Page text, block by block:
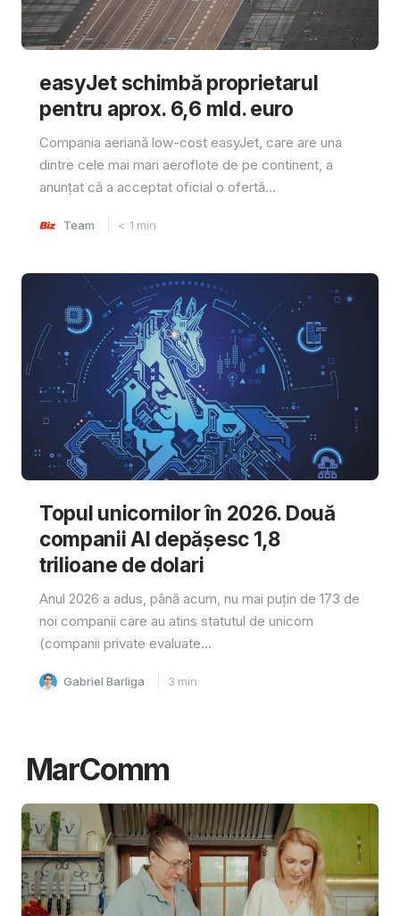
easyJet schimbă proprietarul
pentru aprox. 6,6 mld. euro
Compania aeriană low-cost easyJet, care are una
dintre cele mai mari aeroflote de pe continent, a
anunțat că a acceptat oficial o ofertă...
Team < 1 min
Topul unicornilor în 2026. Două
companii AI depășesc 1,8
trilioane de dolari
Anul 2026 a adus, până acum, nu mai puțin de 173 de
noi companii care au atins statutul de unicorn
(companii private evaluate...
Gabriel Barliga 3 min
MarComm